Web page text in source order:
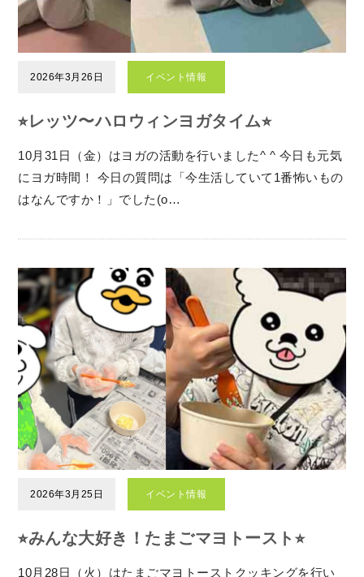
2026年3月26日 イベント情報
⭐︎レッツ〜ハロウィンヨガタイム⭐︎
10月31日（金）はヨガの活動を行いました^ ^ 今日も元気
にヨガ時間！ 今日の質問は「今生活していて1番怖いもの
はなんですか！」でした(o…
2026年3月25日 イベント情報
⭐︎みんな大好き！たまごマヨトースト⭐︎
10月28日（火）はたまごマヨトーストクッキングを行い